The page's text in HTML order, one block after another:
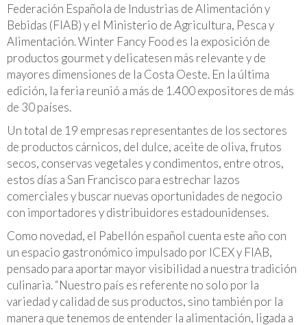
Federación Española de Industrias de Alimentación y
Bebidas (FIAB) y el Ministerio de Agricultura, Pesca y
Alimentación. Winter Fancy Food es la exposición de
productos gourmet y delicatesen más relevante y de
mayores dimensiones de la Costa Oeste. En la última
edición, la feria reunió a más de 1.400 expositores de más
de 30 países.
Un total de 19 empresas representantes de los sectores
de productos cárnicos, del dulce, aceite de oliva, frutos
secos, conservas vegetales y condimentos, entre otros,
estos días a San Francisco para estrechar lazos
comerciales y buscar nuevas oportunidades de negocio
con importadores y distribuidores estadounidenses.
Como novedad, el Pabellón español cuenta este año con
un espacio gastronómico impulsado por ICEX y FIAB,
pensado para aportar mayor visibilidad a nuestra tradición
culinaria. “Nuestro país es referente no solo por la
variedad y calidad de sus productos, sino también por la
manera que tenemos de entender la alimentación, ligada a